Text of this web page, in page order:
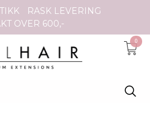
RASK LEVERING
OVER 600,-
0